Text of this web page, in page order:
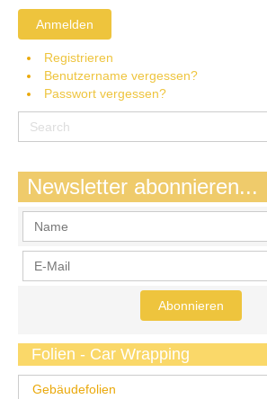
Anmelden
Registrieren
Benutzername vergessen?
Passwort vergessen?
Newsletter abonnieren...
Folien - Car Wrapping
Gebäudefolien